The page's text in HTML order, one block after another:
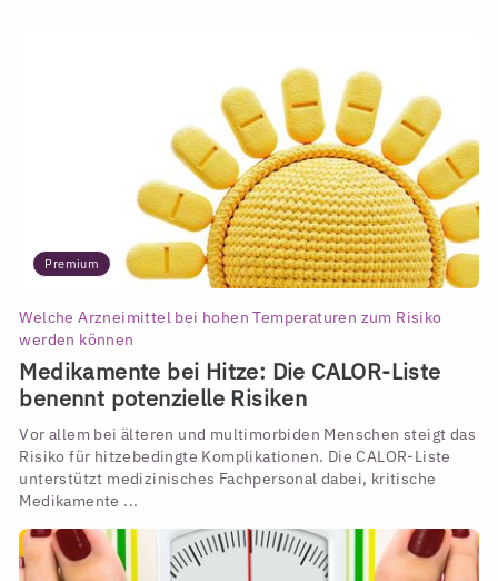
Premium
Welche Arzneimittel bei hohen Temperaturen zum Risiko
werden können
Medikamente bei Hitze: Die CALOR-Liste
benennt potenzielle Risiken
Vor allem bei älteren und multimorbiden Menschen steigt das
Risiko für hitzebedingte Komplikationen. Die CALOR-Liste
unterstützt medizinisches Fachpersonal dabei, kritische
Medikamente ...